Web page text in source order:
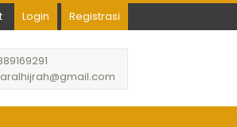
Login Registrasi